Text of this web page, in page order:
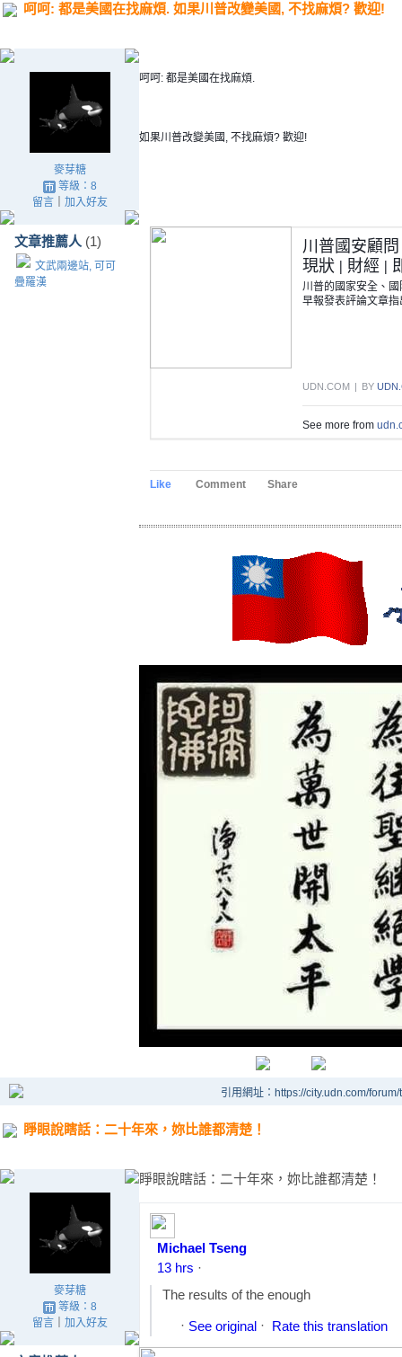
呵呵: 都是美國在找麻煩. 如果川普改變美國, 不找麻煩? 歡迎!
麥芽糖
等級：8
留言｜ 加入好友
文章推薦人 (1)
文武兩邊站, 可可
疊羅漢
呵呵: 都是美國在找麻煩.
如果川普改變美國, 不找麻煩? 歡迎!
川普國安顧
現狀 | 財經 |
川普的國家安全、
早報發表評論文章
UDN.COM | BY
See more from
Like Comment Share
引用網址：https://city.udn.com/
睜眼說瞎話：二十年來，妳比誰都清楚！
麥芽糖
等級：8
留言｜ 加入好友
睜眼說瞎話：二十年來，妳比誰都清楚！
Michael Tseng
13 hrs ·
The results of the enough
· See original · Rate this translation